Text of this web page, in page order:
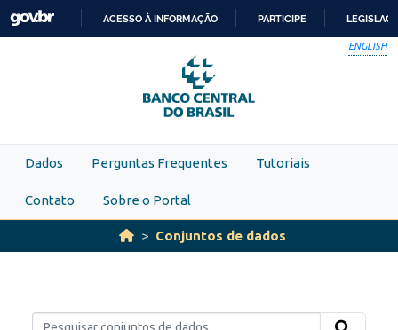
Skip to main content
PARA
O
CONTEÚDO
ACESSO À INFORMAÇÃO PARTICIPE
ENGLISH
Dados Perguntas Frequentes Tutoriais
Contato Sobre o Portal
Conjuntos de dados